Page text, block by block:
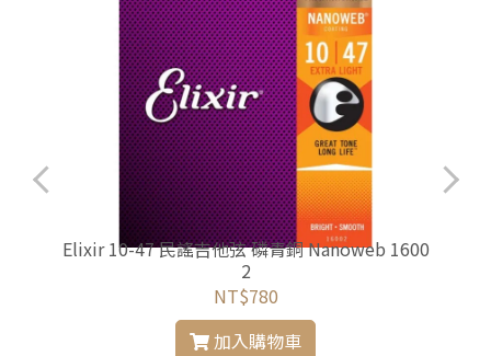
Elixir 10-47 民謠吉他弦 磷青銅 Nanoweb 1600
2
NT$780
加入購物車